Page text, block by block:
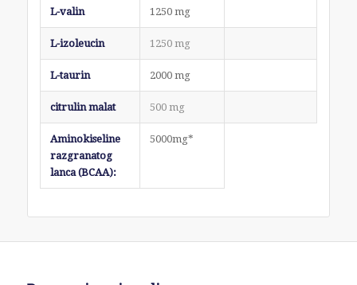
L-valin 1250 mg
L-izoleucin 1250 mg
L-taurin 2000 mg
citrulin malat 500 mg
Aminokiseline
razgranatog
lanca (BCAA):
5000mg*